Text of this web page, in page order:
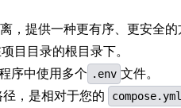
，提供一种更有序、更安全
目目录的根目录下。
序中使用多个 .env 文件。
，是相对于您的 compose.yml